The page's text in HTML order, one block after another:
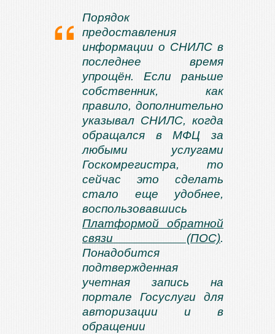
Порядок
предоставления
информации о СНИЛС в
последнее время
упрощён. Если раньше
собственник, как
правило, дополнительно
указывал СНИЛС, когда
обращался в МФЦ за
любыми услугами
Госкомрегистра, то
сейчас это сделать
стало еще удобнее,
воспользовавшись
Платформой обратной
связи (ПОС).
Понадобится
подтвержденная
учетная запись на
портале Госуслуги для
авторизации и в
обращении